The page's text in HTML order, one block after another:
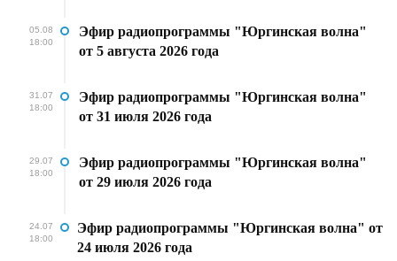
05.08
18:00
Эфир радиопрограммы "Юргинская волна"
от 5 августа 2026 года
31.07
18:00
Эфир радиопрограммы "Юргинская волна"
от 31 июля 2026 года
29.07
18:00
Эфир радиопрограммы "Юргинская волна"
от 29 июля 2026 года
24.07
18:00
Эфир радиопрограммы "Юргинская волна" от
24 июля 2026 года